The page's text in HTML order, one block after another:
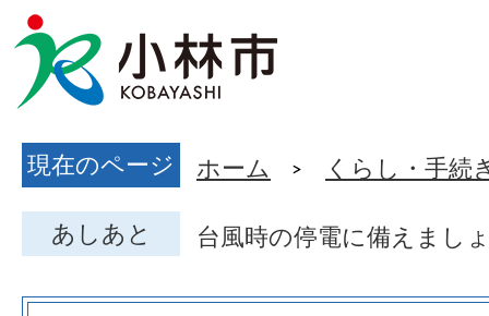
現在のページ ホーム くらし・手続
あしあと 台風時の停電に備えまし